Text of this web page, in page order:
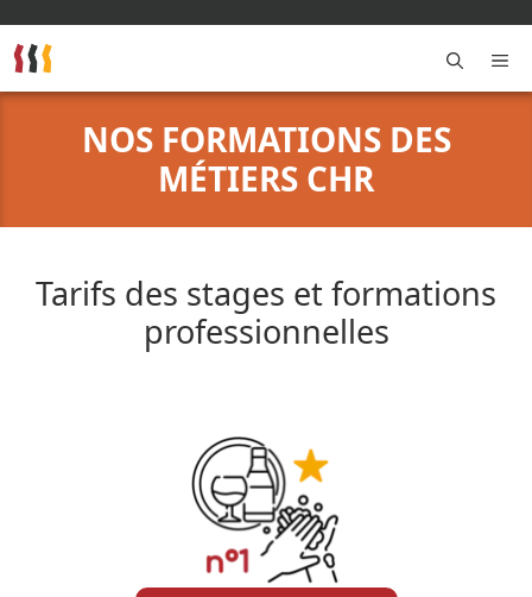
au
contenu
NOS FORMATIONS DES
MÉTIERS CHR
Tarifs des stages et formations
professionnelles